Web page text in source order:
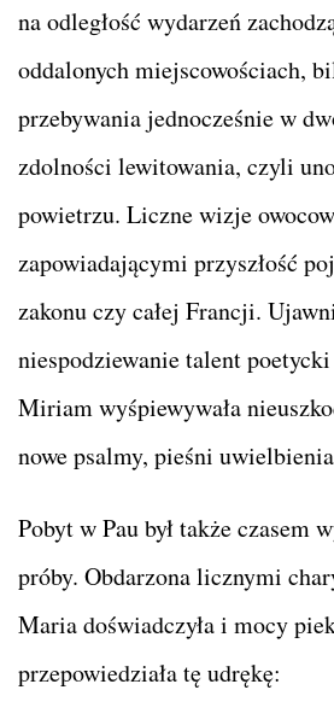
na odległość wydarzeń
oddalonych miejscowościach,
przebywania jednocześnie w
zdolności lewitowania, czyli
powietrzu. Liczne wizje
zapowiadającymi przyszłość
zakonu czy całej Francji.
niespodziewanie talent
Miriam wyśpiewywała
nowe psalmy, pieśni
Pobyt w Pau był także czasem
próby. Obdarzona licznymi
Maria doświadczyła i mocy
przepowiedziała tę udrękę: